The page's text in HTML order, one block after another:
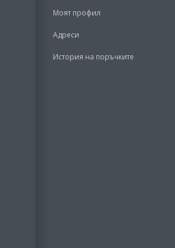
Моят профил
Адреси
История на поръчките